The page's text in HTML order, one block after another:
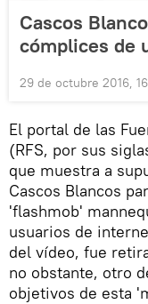
Cascos
cómplices de
29 de octubre 2016,
El portal de las
(RFS, por sus
que muestra a
Cascos Blancos
'flashmob'
usuarios de
del vídeo, fue
no obstante, otro
objetivos de esta